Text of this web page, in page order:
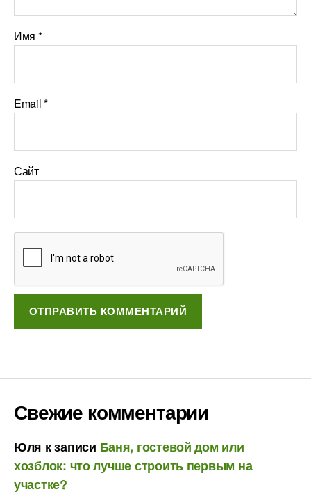
Имя *
Email*
Сайт
Свежие комментарии
Юля к записи Баня, гостевой дом или
хозблок: что лучше строить первым на
участке?